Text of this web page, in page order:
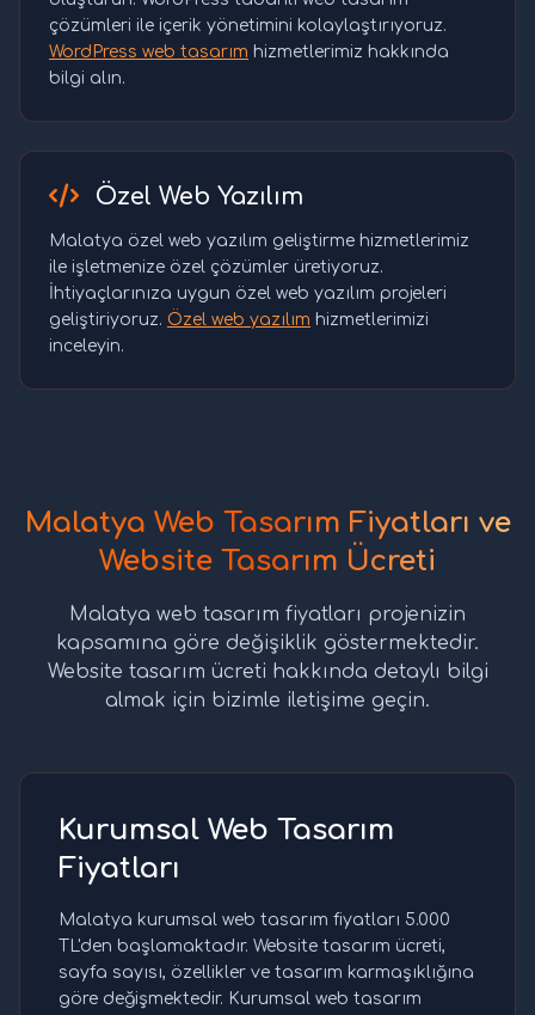
çözümleri ile içerik yönetimini kolaylaştırıyoruz.
WordPress web tasarım hizmetlerimiz hakkında
bilgi alın.
Özel Web Yazılım
Malatya özel web yazılım geliştirme hizmetlerimiz
ile işletmenize özel çözümler üretiyoruz.
İhtiyaçlarınıza uygun özel web yazılım projeleri
geliştiriyoruz. Özel web yazılım hizmetlerimizi
inceleyin.
Malatya Web Tasarım Fiyatları ve
Website Tasarım Ücreti
Malatya web tasarım fiyatları projenizin
kapsamına göre değişiklik göstermektedir.
Website tasarım ücreti hakkında detaylı bilgi
almak için bizimle iletişime geçin.
Kurumsal Web Tasarım
Fiyatları
Malatya kurumsal web tasarım fiyatları 5.000
TL'den başlamaktadır. Website tasarım ücreti,
sayfa sayısı, özellikler ve tasarım karmaşıklığına
göre değişmektedir. Kurumsal web tasarım